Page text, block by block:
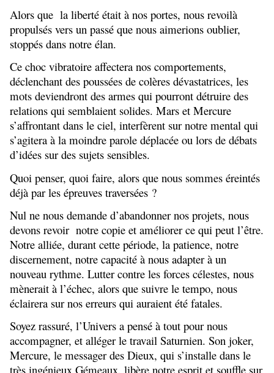
Alors que la liberté était à nos portes, nous revoilà
propulsés vers un passé que nous aimerions oublier,
stoppés dans notre élan.
Ce choc vibratoire affectera nos comportements,
déclenchant des poussées de colères dévastatrices, les
mots deviendront des armes qui pourront détruire des
relations qui semblaient solides. Mars et Mercure
s’affrontant dans le ciel, interfèrent sur notre mental qui
s’agitera à la moindre parole déplacée ou lors de débats
d’idées sur des sujets sensibles.
Quoi penser, quoi faire, alors que nous sommes éreintés
déjà par les épreuves traversées ?
Nul ne nous demande d’abandonner nos projets, nous
devons revoir notre copie et améliorer ce qui peut l’être.
Notre alliée, durant cette période, la patience, notre
discernement, notre capacité à nous adapter à un
nouveau rythme. Lutter contre les forces célestes, nous
mènerait à l’échec, alors que suivre le tempo, nous
éclairera sur nos erreurs qui auraient été fatales.
Soyez rassuré, l’Univers a pensé à tout pour nous
accompagner, et alléger le travail Saturnien. Son joker,
Mercure, le messager des Dieux, qui s’installe dans le
très ingénieux Gémeaux, libère notre esprit et souffle sur